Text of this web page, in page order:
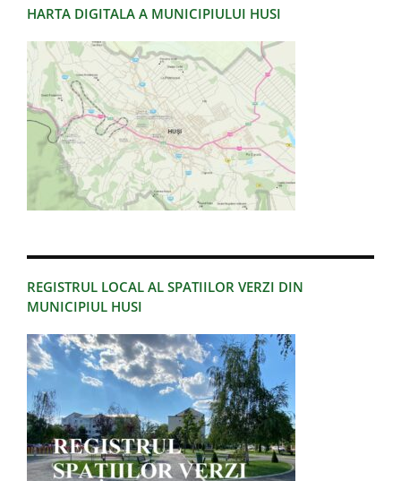
HARTA DIGITALA A MUNICIPIULUI HUSI
REGISTRUL LOCAL AL SPATIILOR VERZI DIN
MUNICIPIUL HUSI